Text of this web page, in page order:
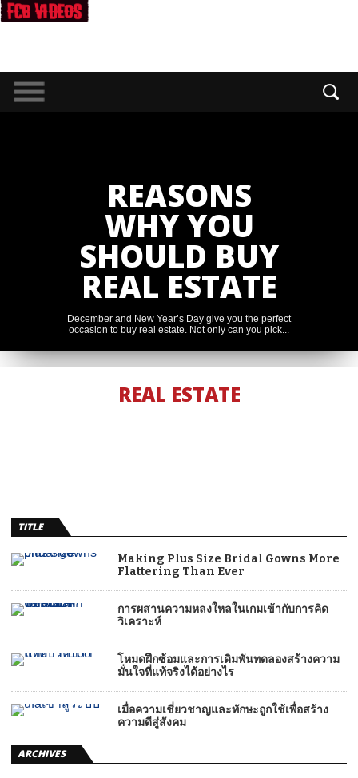
REASONS
WHY YOU
SHOULD BUY
REAL ESTATE
December and New Year’s Day give you the perfect
occasion to buy real estate. Not only can you pick...
REAL ESTATE
TITLE
Making Plus Size Bridal Gowns More
Flattering Than Ever
การผสานความหลงใหลในเกมเข้ากับการคิด
วิเคราะห์
โหมดฝึกซ้อมและการเดิมพันทดลองสร้างความ
มั่นใจที่แท้จริงได้อย่างไร
เมื่อความเชี่ยวชาญและทักษะถูกใช้เพื่อสร้าง
ความดีสู่สังคม
ARCHIVES